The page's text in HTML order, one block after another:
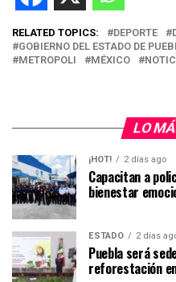
RELATED TOPICS: DEPORTE
GOBIERNO DEL ESTADO DE
METROPOLI
MÉXICO
LO
¡HOT! 2 días ago
Capacitan a
bienestar
ESTADO 2 días
Puebla será
reforestación